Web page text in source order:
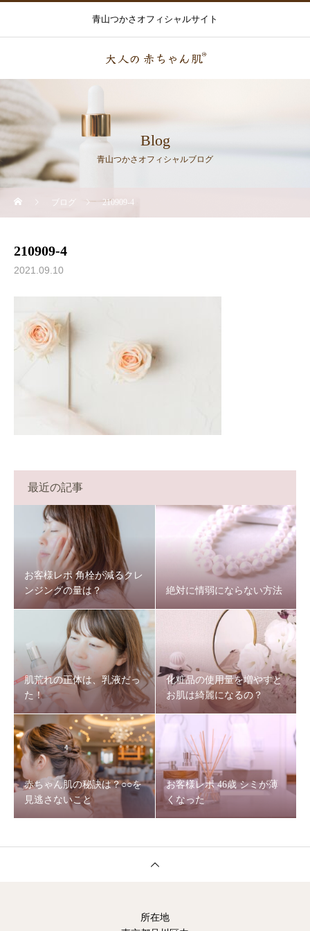
青山つかさオフィシャルサイト
Blog
青山つかさオフィシャルブログ
ブログ 210909-4
210909-4
2021.09.10
最近の記事
お客様レポ 角栓が減るクレ
ンジングの量は？
絶対に情弱にならない方法
肌荒れの正体は、乳液だっ
た！
化粧品の使用量を増やすと
お肌は綺麗になるの？
赤ちゃん肌の秘訣は？○○を
見逃さないこと
お客様レポ 46歳 シミが薄
くなった
所在地